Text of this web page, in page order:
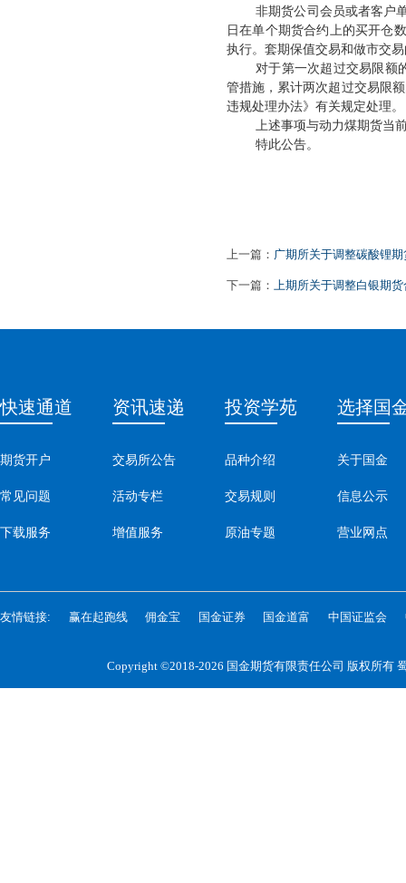
非期货公司会员或者客户
日在单个期货合约上的买开仓
执行。套期保值交易和做市交
对于第一次超过交易限额
管措施，累计两次超过交易限
违规处理办法》有关规定处理。
上述事项与动力煤期货当
特此公告。
上一篇： 广期所关于调整碳酸锂
下一篇： 上期所关于调整白银期
快速通道
期货开户
常见问题
下载服务
资讯速递
交易所公告
活动专栏
增值服务
投资学苑
品种介绍
交易规则
原油专题
选择国
关于国金
信息公示
营业网点
友情链接: 赢在起跑线 佣金宝 国金证券 国金道富 中国证监会
Copyright ©2018-2026 国金期货有限责任公司 版权所有